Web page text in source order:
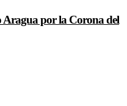
por la Corona del